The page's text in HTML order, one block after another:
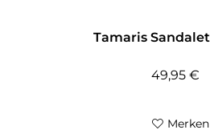
Tamaris
49,95 €
Merken